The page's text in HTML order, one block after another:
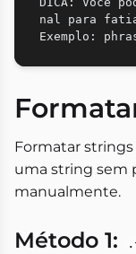
nal para
Formatar
uma string sem
manualmente.
Método 1: